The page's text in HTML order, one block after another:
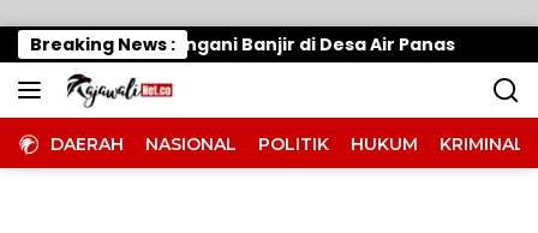
Breaking News :
Cepat, Tangani Banjir di Desa Air Panas
DAERAH NASIONAL POLITIK HUKUM KRIMINAL